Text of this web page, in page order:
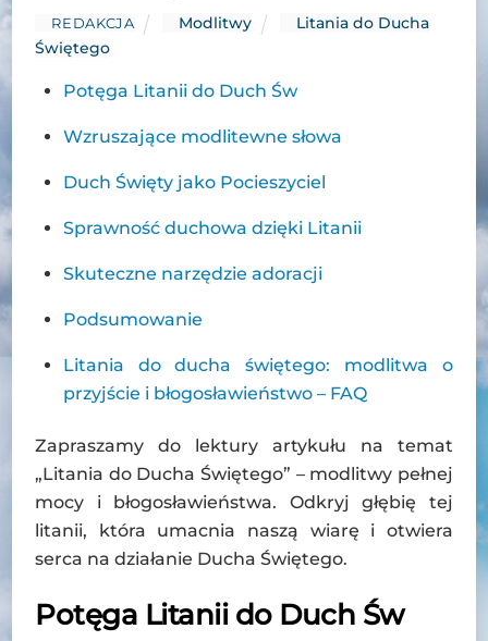
REDAKCJA Modlitwy
Litania do Ducha
Świętego
Potęga Litanii do Duch Św
Wzruszające modlitewne słowa
Duch Święty jako Pocieszyciel
Sprawność duchowa dzięki Litanii
Skuteczne narzędzie adoracji
Podsumowanie
Litania do ducha świętego: modlitwa o
przyjście i błogosławieństwo – FAQ
Zapraszamy do lektury artykułu na temat
„Litania do Ducha Świętego” – modlitwy pełnej
mocy i błogosławieństwa. Odkryj głębię tej
litanii, która umacnia naszą wiarę i otwiera
serca na działanie Ducha Świętego.
Potęga Litanii do Duch Św